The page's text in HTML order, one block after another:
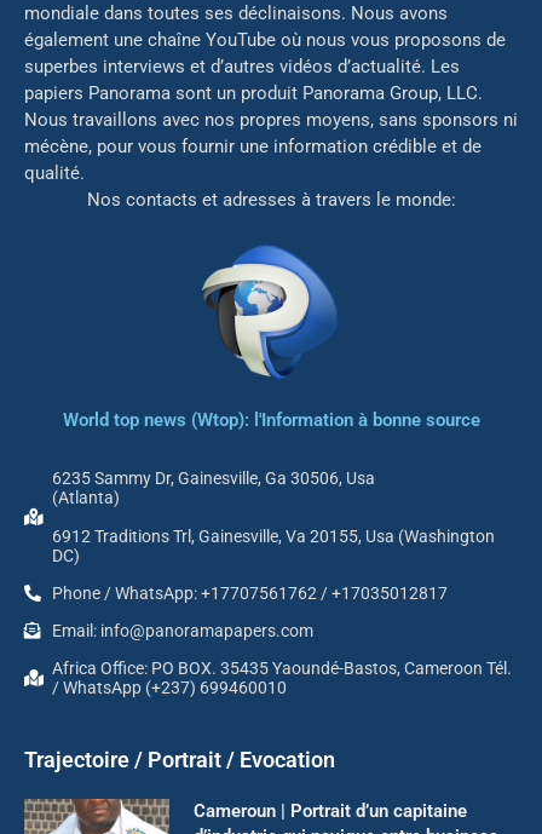
mondiale dans toutes ses déclinaisons. Nous avons
également une chaîne YouTube où nous vous proposons de
superbes interviews et d’autres vidéos d’actualité. Les
papiers Panorama sont un produit Panorama Group, LLC.
Nous travaillons avec nos propres moyens, sans sponsors ni
mécène, pour vous fournir une information crédible et de
qualité.
Nos contacts et adresses à travers le monde:
World top news (Wtop): l'Information à bonne source
6235 Sammy Dr, Gainesville, Ga 30506, Usa
(Atlanta)
6912 Traditions Trl, Gainesville, Va 20155, Usa (Washington
DC)
Phone / WhatsApp: +17707561762 / +17035012817
Email: info@panoramapapers.com
Africa Office: PO BOX. 35435 Yaoundé-Bastos, Cameroon Tél.
/ WhatsApp (+237) 699460010
Trajectoire / Portrait / Evocation
Cameroun | Portrait d’un capitaine